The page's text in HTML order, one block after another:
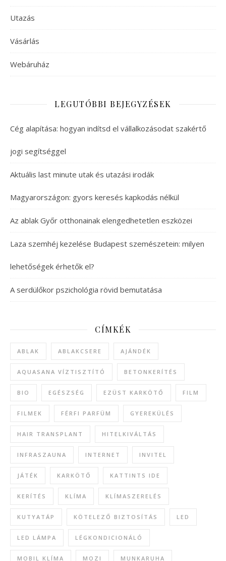
Utazás
Vásárlás
Webáruház
LEGUTÓBBI BEJEGYZÉSEK
Cég alapítása: hogyan indítsd el vállalkozásodat szakértő
jogi segítséggel
Aktuális last minute utak és utazási irodák
Magyarországon: gyors keresés kapkodás nélkül
Az ablak Győr otthonainak elengedhetetlen eszközei
Laza szemhéj kezelése Budapest szemészetein: milyen
lehetőségek érhetők el?
A serdülőkor pszichológia rövid bemutatása
CÍMKÉK
ABLAK ABLAKCSERE AJÁNDÉK
AQUASANA VÍZTISZTÍTÓ BETONKERÍTÉS
BIO EGÉSZSÉG EZÜST KARKÖTŐ FILM
FILMEK FÉRFI PARFÜM GYEREKÜLÉS
HAIR TRANSPLANT HITELKIVÁLTÁS
INFRASZAUNA INTERNET INVITEL
JÁTÉK KARKÖTŐ KATTINTS IDE
KERÍTÉS KLÍMA KLÍMASZERELÉS
KUTYATÁP KÖTELEZŐ BIZTOSÍTÁS LED
LED LÁMPA LÉGKONDICIONÁLÓ
MOBIL KLÍMA MOZI MUNKARUHA